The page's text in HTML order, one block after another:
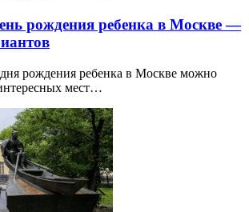
рождения ребенка в Москве —
рождения ребенка в Москве можно
мест…